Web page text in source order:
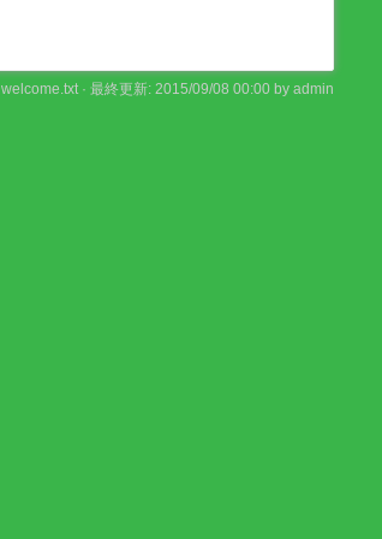
welcome.txt· 最終更新: 2015/09/08 00:00 by admin